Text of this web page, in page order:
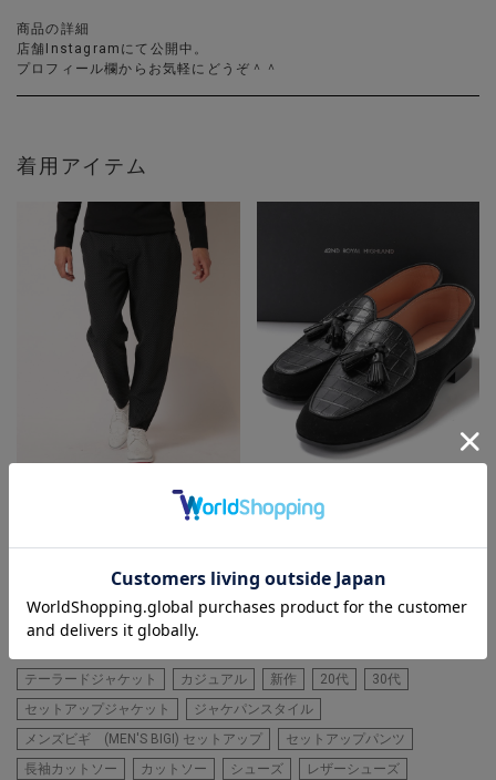
商品の詳細
店舗Instagramにて公開中。
プロフィール欄からお気軽にどうぞ＾＾
着用アイテム
ポリエステルエアリードッツイー
MEN’S BIGI
<42ND ROYAL HIGHLAND(フォ
着用カラー ブラック 着用サイ
ズ 2
テーラードジャケット カジュアル 新作 20代
30代
セットアップジャケット
ジャケパンスタイル
メンズビギ (MEN'S BIGI) セットアップ
セットアップパンツ
長袖カットソー
カットソー シューズ レザーシューズ